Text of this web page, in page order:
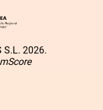
S.L. 2026.